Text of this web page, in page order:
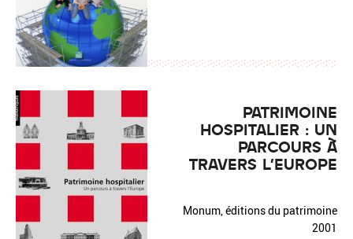
PATRIMOINE
HOSPITALIER : UN
PARCOURS À
TRAVERS L'EUROPE
Monum, éditions du patrimoine
2001